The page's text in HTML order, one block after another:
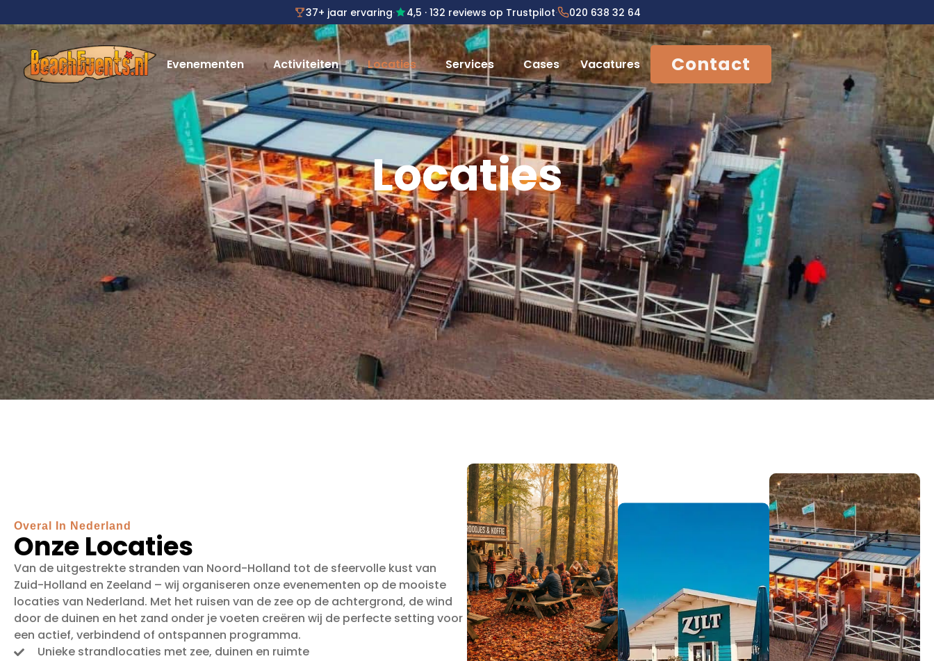
37+ jaar ervaring· 4,5 · 132 reviews op Trustpilot· 020 638 32 64
Evenementen Activiteiten Locaties Services Cases Vacatures Contact
Locaties
Overal In Nederland
Onze Locaties
Van de uitgestrekte stranden van Noord-Holland tot de sfeervolle kust van
Zuid-Holland en Zeeland – wij organiseren onze evenementen op de mooiste
locaties van Nederland. Met het ruisen van de zee op de achtergrond, de wind
door de duinen en het zand onder je voeten creëren wij de perfecte setting voor
een actief, verbindend of ontspannen programma.
Unieke strandlocaties met zee, duinen en ruimte